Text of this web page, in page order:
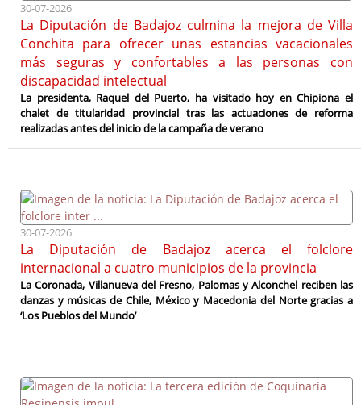
30-07-2026
La Diputación de Badajoz culmina la mejora de Villa
Conchita para ofrecer unas estancias vacacionales
más seguras y confortables a las personas con
discapacidad intelectual
La presidenta, Raquel del Puerto, ha visitado hoy en Chipiona el
chalet de titularidad provincial tras las actuaciones de reforma
realizadas antes del inicio de la campaña de verano
30-07-2026
La Diputación de Badajoz acerca el folclore
internacional a cuatro municipios de la provincia
La Coronada, Villanueva del Fresno, Palomas y Alconchel reciben las
danzas y músicas de Chile, México y Macedonia del Norte gracias a
‘Los Pueblos del Mundo’